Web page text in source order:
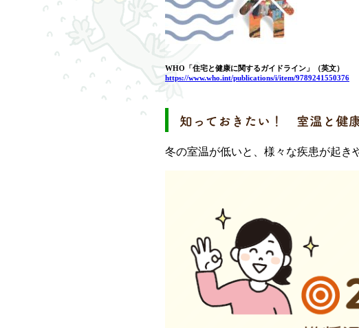
WHO「住宅と健康に関するガイドライン」（英文）
https://www.who.int/publications/i/item/9789241550376
知っておきたい！ 室温と健
冬の室温が低いと、様々な疾患が起き